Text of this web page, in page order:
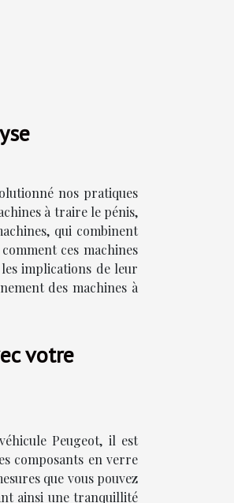
nos pratiques
à traire le pénis,
qui combinent
ces machines
implications de leur
des machines à
votre
Peugeot, il est
composants en verre
que vous pouvez
ainsi une tranquillité